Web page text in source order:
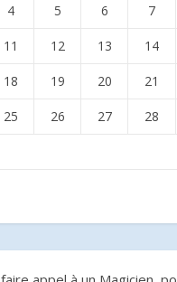
4 5 6 7
11 12 13 14
18 19 20 21
25 26 27 28